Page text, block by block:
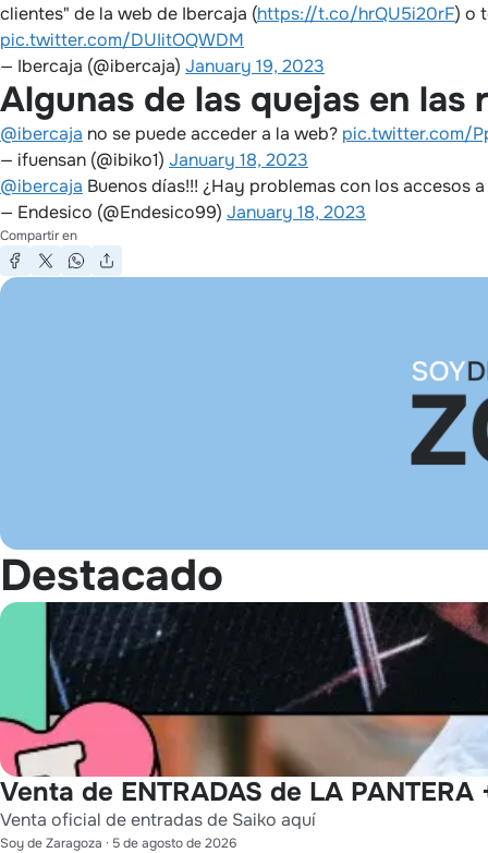
clientes" de la web de Ibercaja (https://t.co/hrQU5i20rF) o
pic.twitter.com/DUIitOQWDM
— Ibercaja (@ibercaja) January 19, 2023
Algunas de las quejas en las
@ibercaja no se puede acceder a la web? pic.twitter.com/
— ifuensan (@ibiko1) January 18, 2023
@ibercaja Buenos días!!! ¿Hay problemas con los accesos
— Endesico (@Endesico99) January 18, 2023
Compartir en
Destacado
Venta de ENTRADAS de LA
Venta oficial de entradas de Saiko aquí
Soy de Zaragoza · 5 de agosto de 2026